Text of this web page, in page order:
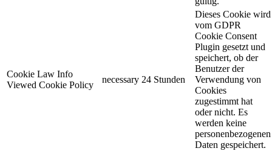
Cookie Law Info
Viewed Cookie Policy
necessary 24 Stunden
Dieses Cookie wird
vom GDPR
Cookie Consent
Plugin gesetzt und
speichert, ob der
Benutzer der
Verwendung von
Cookies
zugestimmt hat
oder nicht. Es
werden keine
personenbezogenen
Daten gespeichert.